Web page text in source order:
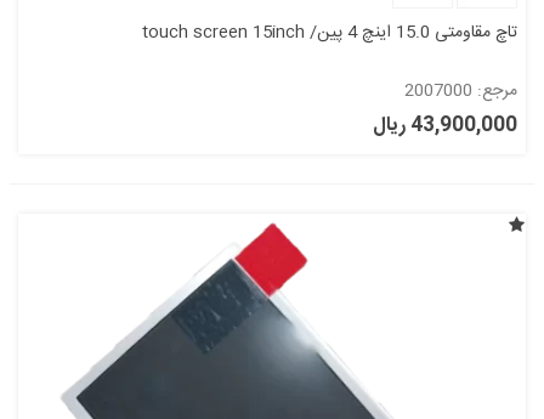
تاچ مقاومتی 15.0 اینچ 4 پین/ touch screen 15inch
مرجع: 2007000
43,900,000 ریال